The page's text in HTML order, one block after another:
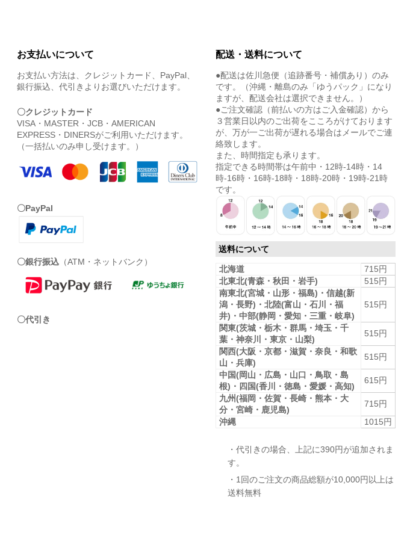
お支払いについて
お支払い方法は、クレジットカード、PayPal、
銀行振込、代引きよりお選びいただけます。
〇クレジットカード
VISA・MASTER・JCB・AMERICAN
EXPRESS・DINERSがご利用いただけます。
（一括払いのみ申し受けます。）
〇PayPal
〇銀行振込 （ATM・ネットバンク）
〇代引き
配送・送料について
●配送は佐川急便（追跡番号・補償あり）のみ
です。（沖縄・離島のみ「ゆうパック」になり
ますが、配送会社は選択できません。）
●ご注文確認（前払いの方はご入金確認）から
３営業日以内のご出荷をこころがけております
が、万が一ご出荷が遅れる場合はメールでご連
絡致します。
また、時間指定も承ります。
指定できる時間帯は午前中・12時-14時・14
時-16時・16時-18時・18時-20時・19時-21時
です。
送料について
北海道
715円
北東北(青森・秋田・岩手)
515円
南東北(宮城・山形・福島)・信越(新
潟・長野)・北陸(富山・石川・福
井)・中部(静岡・愛知・三重・岐阜)
515円
関東(茨城・栃木・群馬・埼玉・千
葉・神奈川・東京・山梨)
515円
関西(大阪・京都・滋賀・奈良・和歌
山・兵庫)
515円
中国(岡山・広島・山口・鳥取・島
根)・四国(香川・徳島・愛媛・高知)
615円
九州(福岡・佐賀・長崎・熊本・大
分・宮崎・鹿児島)
715円
沖縄
1015円
・代引きの場合、上記に390円が追加されま
す。
・1回のご注文の商品総額が10,000円以上は
送料無料